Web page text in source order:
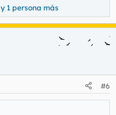
y 1 persona más
#6